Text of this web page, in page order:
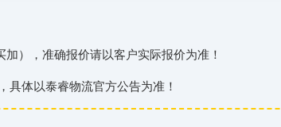
），准确报价请以客户实际报价为准！
体以泰睿物流官方公告为准！